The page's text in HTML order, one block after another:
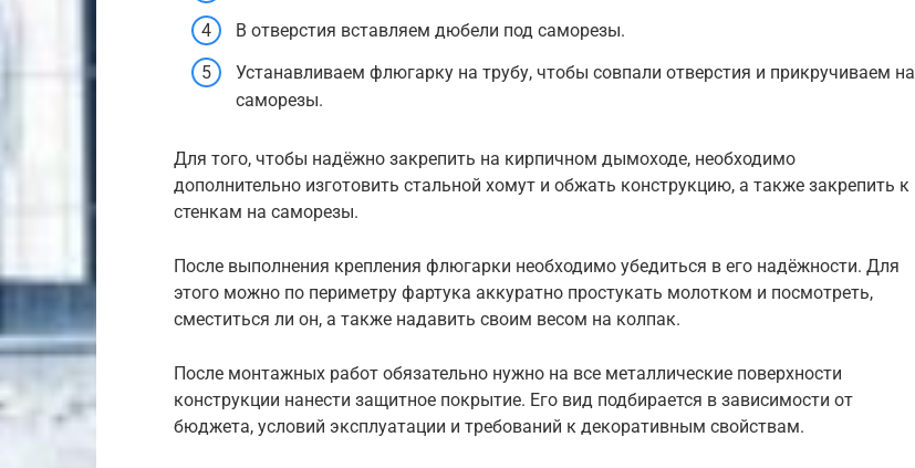
В отверстия вставляем дюбели под саморезы.
Устанавливаем флюгарку на трубу, чтобы совпали отверстия и прикручиваем на
саморезы.
Для того, чтобы надёжно закрепить на кирпичном дымоходе, необходимо
дополнительно изготовить стальной хомут и обжать конструкцию, а также закрепить к
стенкам на саморезы.
После выполнения крепления флюгарки необходимо убедиться в его надёжности. Для
этого можно по периметру фартука аккуратно простукать молотком и посмотреть,
сместиться ли он, а также надавить своим весом на колпак.
После монтажных работ обязательно нужно на все металлические поверхности
конструкции нанести защитное покрытие. Его вид подбирается в зависимости от
бюджета, условий эксплуатации и требований к декоративным свойствам.